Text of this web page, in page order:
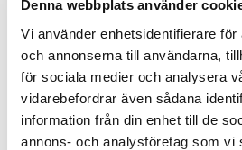
Denna webbplats använder
Vi använder enhetsidentifierare
och annonserna till användarna,
för sociala medier och analysera
vidarebefordrar även sådana
information från din enhet till de
annons- och analysföretag som vi